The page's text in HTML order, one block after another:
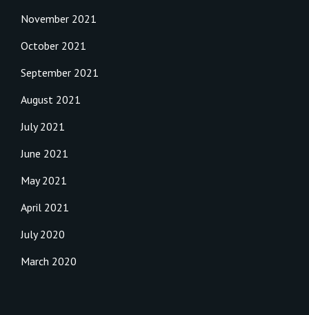
November 2021
October 2021
September 2021
August 2021
July 2021
June 2021
May 2021
April 2021
July 2020
March 2020